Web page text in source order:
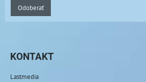
Odoberať
KONTAKT
Lastmedia